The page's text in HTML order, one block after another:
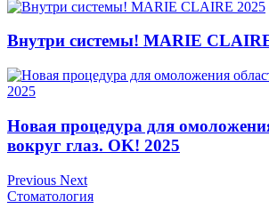
Внутри системы! MARIE
Новая процедура для
вокруг глаз. OK! 2025
Previous Next
Стоматология